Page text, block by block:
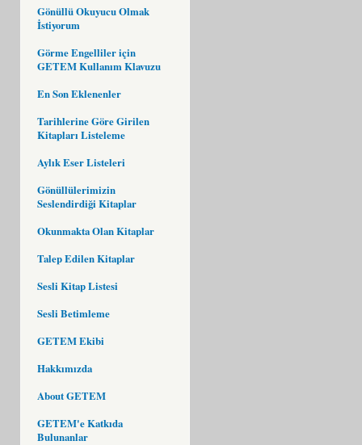
Gönüllü Okuyucu Olmak
İstiyorum
Görme Engelliler için
GETEM Kullanım Klavuzu
En Son Eklenenler
Tarihlerine Göre Girilen
Kitapları Listeleme
Aylık Eser Listeleri
Gönüllülerimizin
Seslendirdiği Kitaplar
Okunmakta Olan Kitaplar
Talep Edilen Kitaplar
Sesli Kitap Listesi
Sesli Betimleme
GETEM Ekibi
Hakkımızda
About GETEM
GETEM'e Katkıda
Bulunanlar